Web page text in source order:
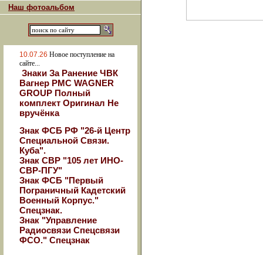
Наш фотоальбом
10.07.26 Новое поступление на
сайте...
Знаки За Ранение ЧВК
Вагнер РМС WAGNER
GROUP Полный
комплект Оригинал Не
вручёнка
Знак ФСБ РФ "26-й Центр
Специальной Связи.
Куба".
Знак СВР "105 лет ИНО-
СВР-ПГУ"
Знак ФСБ "Первый
Пограничный Кадетский
Военный Корпус."
Спецзнак.
Знак "Управление
Радиосвязи Спецсвязи
ФСО." Спецзнак